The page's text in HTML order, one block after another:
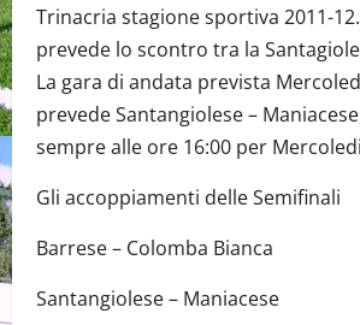
Trinacria stagione sportiva 2011-
prevede lo scontro tra la
La gara di andata prevista
prevede Santangiolese –
sempre alle ore 16:00 per
Gli accoppiamenti delle Semifinali
Barrese – Colomba Bianca
Santangiolese – Maniacese